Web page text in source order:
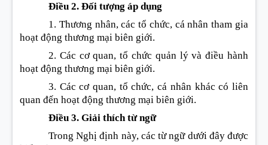
Điều 2. Đối tượng áp dụng
1. Thương nhân, các tổ chức, cá nhân tham gia
hoạt động thương mại biên giới.
2. Các cơ quan, tổ chức quản lý và điều hành
hoạt động thương mại biên giới.
3. Các cơ quan, tổ chức, cá nhân khác có liên
quan đến hoạt động thương mại biên giới.
Điều 3. Giải thích từ ngữ
Trong Nghị định này, các từ ngữ dưới đây được